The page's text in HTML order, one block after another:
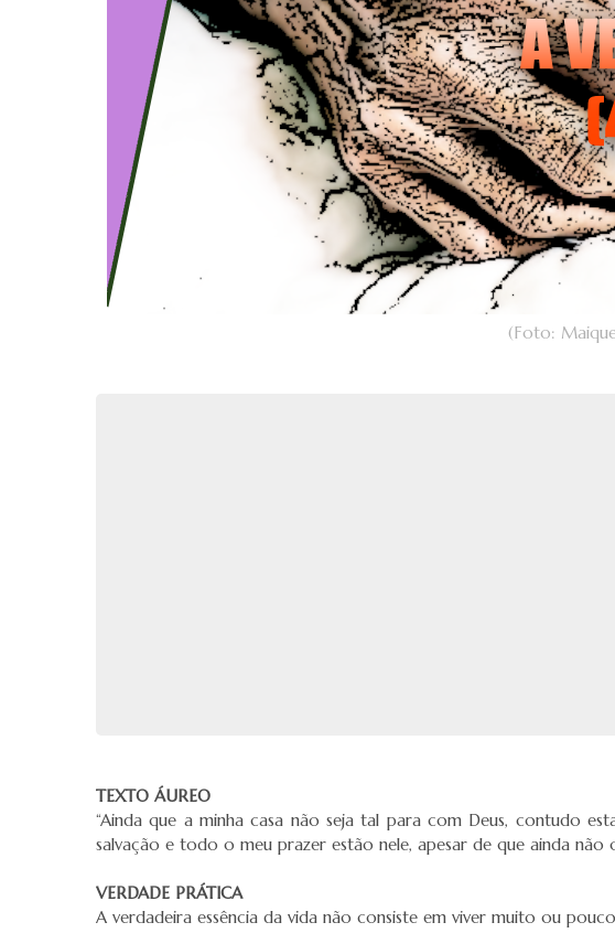
(Foto:
TEXTO ÁUREO
“Ainda que a minha casa não seja tal para com Deus, contudo
salvação e todo o meu prazer estão nele, apesar de que ainda não
VERDADE PRÁTICA
A verdadeira essência da vida não consiste em viver muito ou